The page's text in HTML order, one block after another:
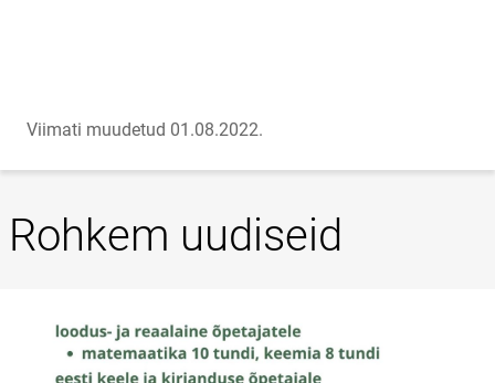
Viimati muudetud 01.08.2022.
Rohkem uudiseid